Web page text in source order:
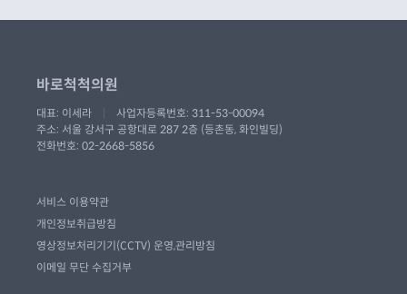
바로척척의원
대표: 이세라
사업자등록번호: 311-53-00094
주소: 서울 강서구 공항대로 287 2층 (등촌동, 화인빌딩)
전화번호: 02-2668-5856
서비스 이용약관
개인정보취급방침
영상정보처리기기(CCTV) 운영,관리방침
이메일 무단 수집거부